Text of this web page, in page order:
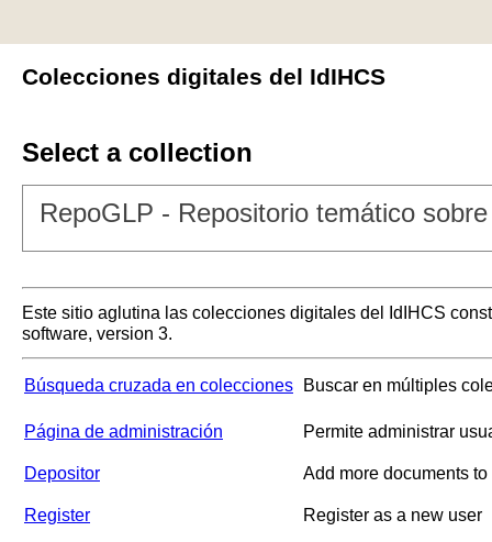
Colecciones digitales del IdIHCS
Select a collection
RepoGLP - Repositorio temático
Este sitio aglutina las colecciones digitales del IdIHCS
software, version 3.
Búsqueda cruzada en colecciones Buscar en múltiples
Página de administración Permite administrar
Depositor Add more documents
Register Register as a new user